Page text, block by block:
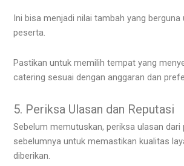
Ini bisa menjadi nilai tambah yang berguna
peserta.
Pastikan untuk memilih tempat yang
catering sesuai dengan anggaran dan
5. Periksa Ulasan dan Reputasi
Sebelum memutuskan, periksa ulasan dari
sebelumnya untuk memastikan kualitas
diberikan.